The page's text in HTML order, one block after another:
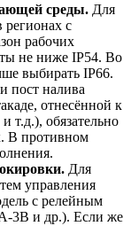
среды. Для
регионах с
рабочих
не ниже IP54. Во
выбирать IP66.
пост налива
отнесённой к
т.д.), обязательно
В противном
Для
управления
с релейным
3В и др.). Если же